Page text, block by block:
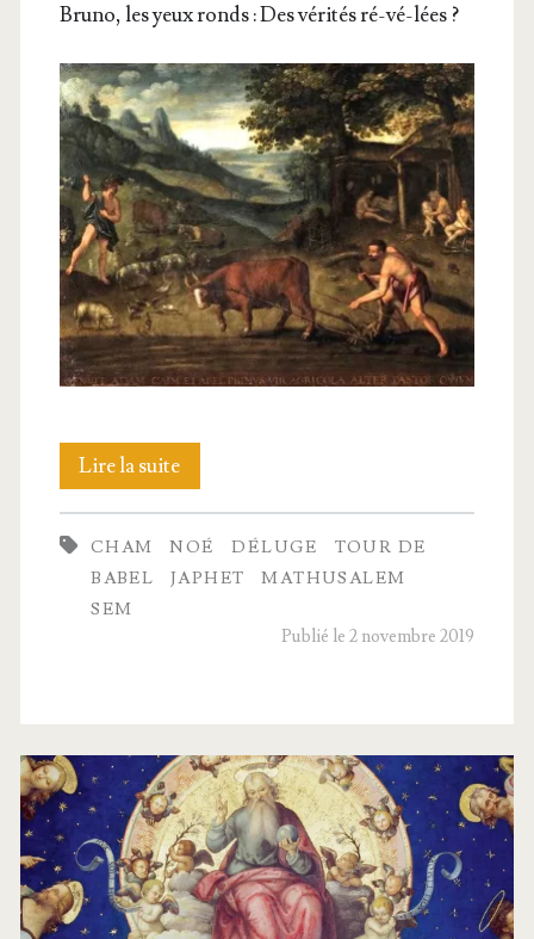
Bru­no, les yeux ronds : Des véri­tés ré-vé-lées ?
Lire la suiteNoé.
Le
Déluge
CHAM NOÉ DÉLUGE
TOUR DE
BABEL
JAPHET
MATHUSALEM
SEM
Publié le 2 novembre 2019